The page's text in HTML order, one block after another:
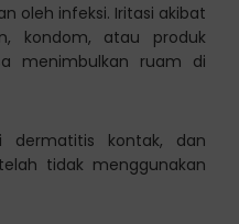
oleh infeksi. Iritasi akibat
kondom, atau produk
menimbulkan ruam di
dermatitis kontak, dan
tidak menggunakan